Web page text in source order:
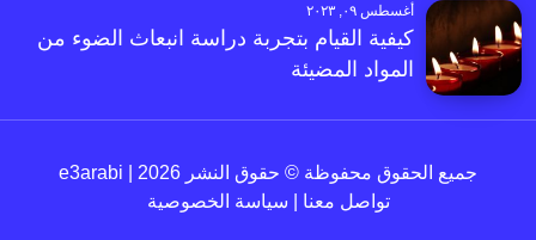
أغسطس ٠٩, ٢٠٢٣
كيفية القيام بتجربة دراسة انبعاث الضوء من
المواد المضيئة
جميع الحقوق محفوظة © حقوق النشر 2026 | e3arabi
تواصل معنا
سياسة الخصوصية